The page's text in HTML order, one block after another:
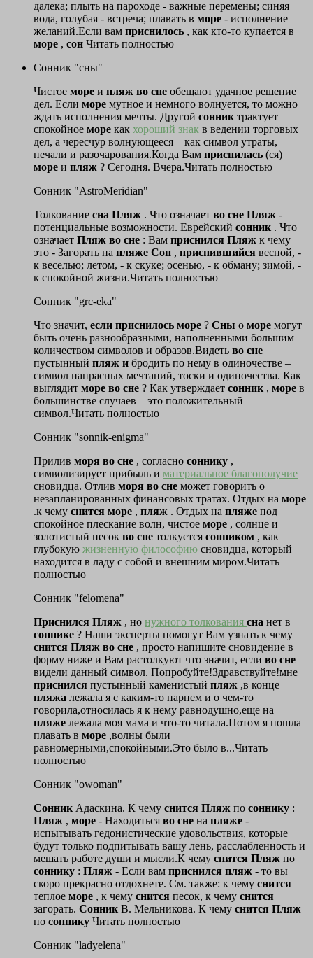
далека; плыть на пароходе - важные перемены; синяя
вода, голубая - встреча; плавать в море - исполнение
желаний.Если вам приснилось , как кто-то купается в
море , сон Читать полностью
Сонник "сны"
Чистое море и пляж во сне обещают удачное решение
дел. Если море мутное и немного волнуется, то можно
ждать исполнения мечты. Другой сонник трактует
спокойное море как хороший знак в ведении торговых
дел, а чересчур волнующееся – как символ утраты,
печали и разочарования.Когда Вам приснилась (ся)
море и пляж ? Сегодня. Вчера.Читать полностью
Сонник "AstroMeridian"
Толкование сна Пляж . Что означает во сне Пляж -
потенциальные возможности. Еврейский сонник . Что
означает Пляж во сне : Вам приснился Пляж к чему
это - Загорать на пляже Сон , приснившийся весной, -
к веселью; летом, - к скуке; осенью, - к обману; зимой, -
к спокойной жизни.Читать полностью
Сонник "grc-eka"
Что значит, если приснилось море ? Сны о море могут
быть очень разнообразными, наполненными большим
количеством символов и образов.Видеть во сне
пустынный пляж и бродить по нему в одиночестве –
символ напрасных мечтаний, тоски и одиночества. Как
выглядит море во сне ? Как утверждает сонник , море в
большинстве случаев – это положительный
символ.Читать полностью
Сонник "sonnik-enigma"
Прилив моря во сне , согласно соннику ,
символизирует прибыль и материальное благополучие
сновидца. Отлив моря во сне может говорить о
незапланированных финансовых тратах. Отдых на море
.к чему снится море , пляж . Отдых на пляже под
спокойное плескание волн, чистое море , солнце и
золотистый песок во сне толкуется сонником , как
глубокую жизненную философию сновидца, который
находится в ладу с собой и внешним миром.Читать
полностью
Сонник "felomena"
Приснился Пляж , но нужного толкования сна нет в
соннике ? Наши эксперты помогут Вам узнать к чему
снится Пляж во сне , просто напишите сновидение в
форму ниже и Вам растолкуют что значит, если во сне
видели данный символ. Попробуйте!Здравствуйте!мне
приснился пустынный каменистый пляж ,в конце
пляжа лежала я с каким-то парнем и о чем-то
говорила,относилась я к нему равнодушно,еще на
пляже лежала моя мама и что-то читала.Потом я пошла
плавать в море ,волны были
равномерными,спокойными.Это было в...Читать
полностью
Сонник "owoman"
Сонник Адаскина. К чему снится Пляж по соннику :
Пляж , море - Находиться во сне на пляже -
испытывать гедонистические удовольствия, которые
будут только подпитывать вашу лень, расслабленность и
мешать работе души и мысли.К чему снится Пляж по
соннику : Пляж - Если вам приснился пляж - то вы
скоро прекрасно отдохнете. См. также: к чему снится
теплое море , к чему снится песок, к чему снится
загорать. Сонник В. Мельникова. К чему снится Пляж
по соннику Читать полностью
Сонник "ladyelena"